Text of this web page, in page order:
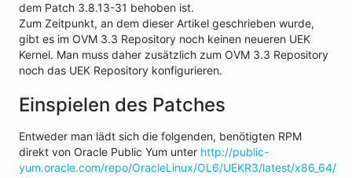
dem Patch 3.8.13-31 behoben ist.
Zum Zeitpunkt, an dem dieser Artikel geschrieben wurde,
gibt es im OVM 3.3 Repository noch keinen neueren UEK
Kernel. Man muss daher zusätzlich zum OVM 3.3 Repository
noch das UEK Repository konfigurieren.
Einspielen des Patches
Entweder man lädt sich die folgenden, benötigten RPM
direkt von Oracle Public Yum unter http://public-
yum.oracle.com/repo/OracleLinux/OL6/UEKR3/latest/x86_64/